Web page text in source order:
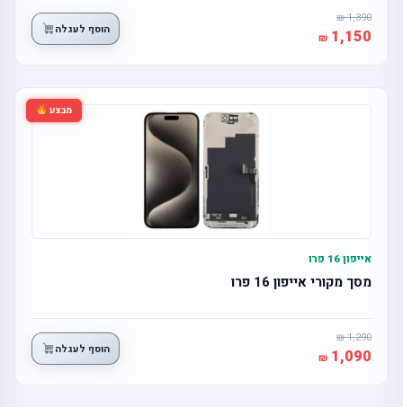
1,390
1,150 הוסף לעגלה
מבצע
אייפון 16 פרו
מסך מקורי אייפון 16 פרו
1,290
1,090 הוסף לעגלה